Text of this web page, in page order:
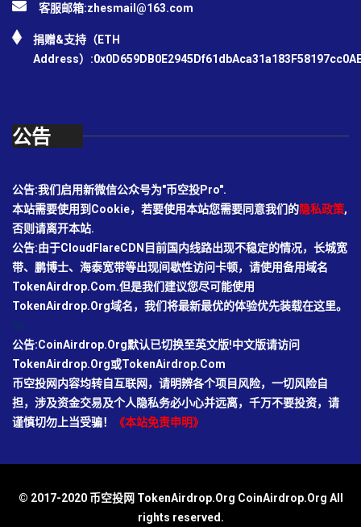
客服邮箱:zhesmail@163.com
捐赠&支持（ETH
Address）
公告
公告:我们启用新微信公众号为"币空投Pro".
本站需要使用到Cookie，若要使用本站您需要同意我们的隐私政策,
否则请离开本站.
公告:由于CloudFlareCDN目前国内线路出现不稳定的情况，长城宽
带、鹏博士、海泰宽带等出现间歇性访问卡顿，请使用备用域名
TokenAirdrop.Com.但是我们建议您尽可能使用
TokenAirdrop.Org域名，我们将最新最优的体验优先装载在这里。
公告:CoinAirdrop.Org默认已切换至英文版!中文版请访问
TokenAirdrop.Org或TokenAirdrop.Com
币空投网内容均转自互联网，请明辨各个项目风险，一切风险自
担，涉及资金交易及个人隐私务必小心并远离，千万不要投资，请
谨慎切勿上当受骗！
《本站免责申明》
© 2017-2020 币空投网 TokenAirdrop.Org CoinAirdrop.Org All
rights reserved.